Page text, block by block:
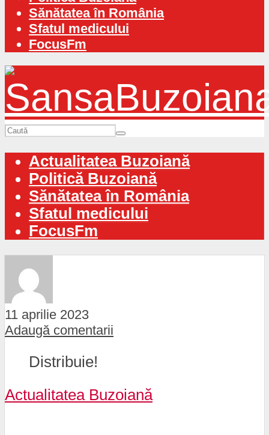
Sănătatea în România
Sfatul medicului
FocusFm
Actualitatea Buzoiană
Politică Buzoiană
Sănătatea în România
Sfatul medicului
FocusFm
11 aprilie 2023
Adaugă comentarii
Distribuie!
Actualitatea Buzoiană